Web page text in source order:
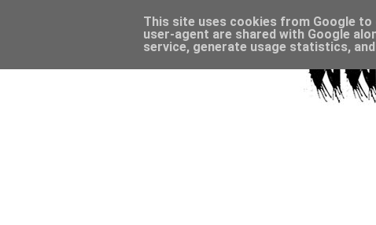
This site uses cookies from Google
user-agent are shared with Google
service, generate usage statistics,